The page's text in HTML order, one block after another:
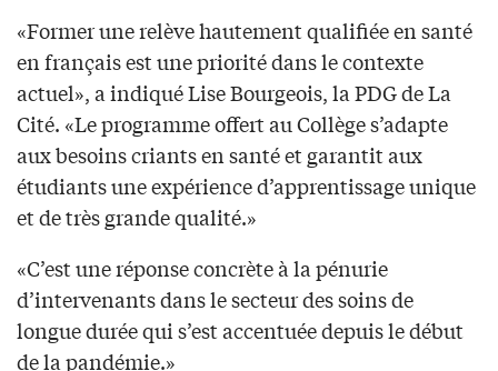
«Former une relève hautement qualifiée en santé
en français est une priorité dans le contexte
actuel», a indiqué Lise Bourgeois, la PDG de La
Cité. «Le programme offert au Collège s’adapte
aux besoins criants en santé et garantit aux
étudiants une expérience d’apprentissage unique
et de très grande qualité.»
«C’est une réponse concrète à la pénurie
d’intervenants dans le secteur des soins de
longue durée qui s’est accentuée depuis le début
de la pandémie.»